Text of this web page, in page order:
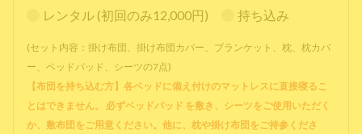
レンタル (初回のみ12,000円) 持ち込み
(セット内容：掛け布団、掛け布団カバー、ブランケット、枕、枕カバ
ー、ベッドパッド、シーツの7点)
【布団を持ち込む方】各ベッドに備え付けのマットレスに直接寝るこ
とはできません。 必ずベッドパッド を敷き、シーツをご使用いただく
か、敷布団をご用意ください。他に、枕や掛け布団をご持参くださ